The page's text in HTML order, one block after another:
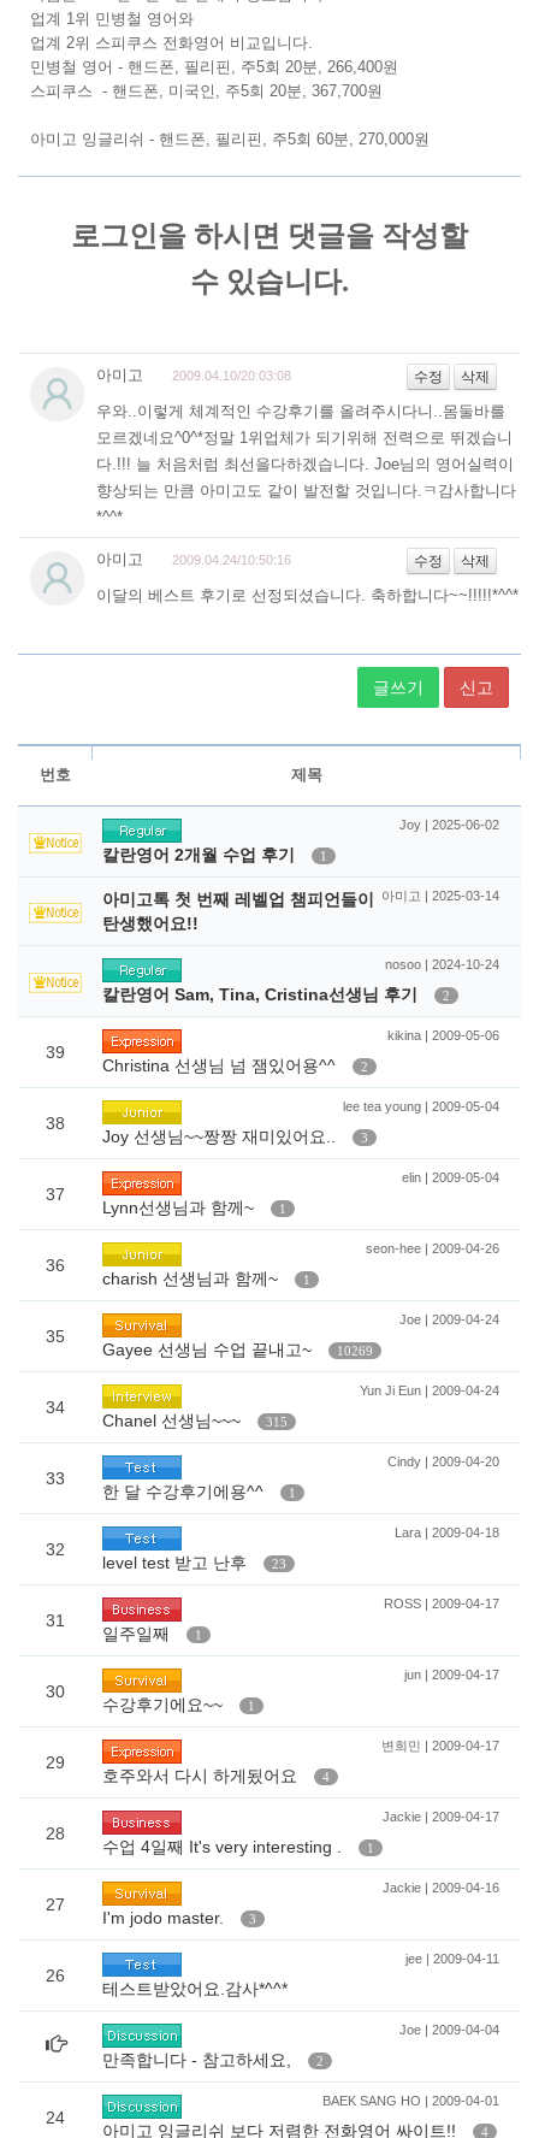
업계 1위 민병철 영어와
업계 2위 스피쿠스 전화영어 비교입니다.
민병철 영어 - 핸드폰, 필리핀, 주5회 20분, 266,400원
스피쿠스 - 핸드폰, 미국인, 주5회 20분, 367,700원
아미고 잉글리쉬 - 핸드폰, 필리핀, 주5회 60분, 270,000원
글쓰기 신고